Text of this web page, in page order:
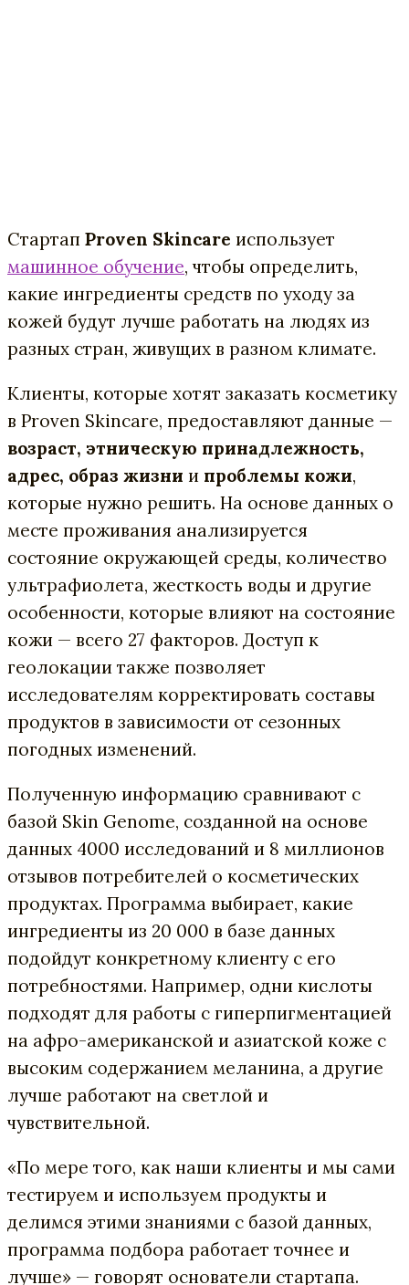
Стартап Proven Skincare использует
машинное обучение, чтобы определить,
какие ингредиенты средств по уходу за
кожей будут лучше работать на людях из
разных стран, живущих в разном климате.
Клиенты, которые хотят заказать косметику
в Proven Skincare, предоставляют данные —
возраст, этническую принадлежность,
адрес, образ жизни и проблемы кожи,
которые нужно решить. На основе данных о
месте проживания анализируется
состояние окружающей среды, количество
ультрафиолета, жесткость воды и другие
особенности, которые влияют на состояние
кожи — всего 27 факторов. Доступ к
геолокации также позволяет
исследователям корректировать составы
продуктов в зависимости от сезонных
погодных изменений.
Полученную информацию сравнивают с
базой Skin Genome, созданной на основе
данных 4000 исследований и 8 миллионов
отзывов потребителей о косметических
продуктах. Программа выбирает, какие
ингредиенты из 20 000 в базе данных
подойдут конкретному клиенту с его
потребностями. Например, одни кислоты
подходят для работы с гиперпигментацией
на афро-американской и азиатской коже с
высоким содержанием меланина, а другие
лучше работают на светлой и
чувствительной.
«По мере того, как наши клиенты и мы сами
тестируем и используем продукты и
делимся этими знаниями с базой данных,
программа подбора работает точнее и
лучше» — говорят основатели стартапа.